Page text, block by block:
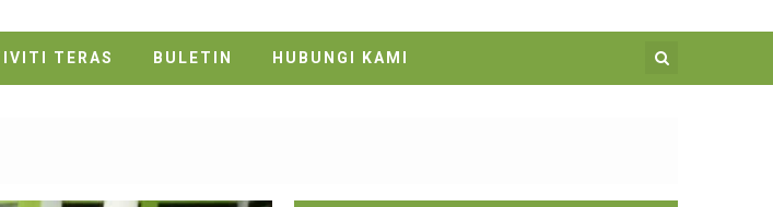
TERAS BULETIN HUBUNGI KAMI